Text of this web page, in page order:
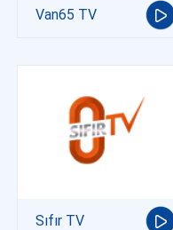
Van65 TV
Sıfır TV